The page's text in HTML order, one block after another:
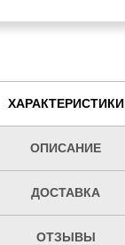
ХАРАКТЕРИСТИКИ
ОПИСАНИЕ
ДОСТАВКА
ОТЗЫВЫ